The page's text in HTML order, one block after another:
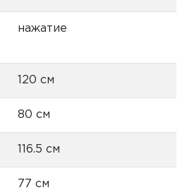
нажатие
120 см
80 см
116.5 см
77 см